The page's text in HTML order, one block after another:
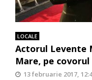
LOCALE
Actorul Levente
Mare, pe
13 februarie 2017,